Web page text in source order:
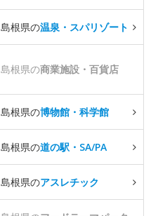
島根県の温泉・スパリゾート
島根県の商業施設・百貨店
島根県の博物館・科学館
島根県の道の駅・SA/PA
島根県のアスレチック